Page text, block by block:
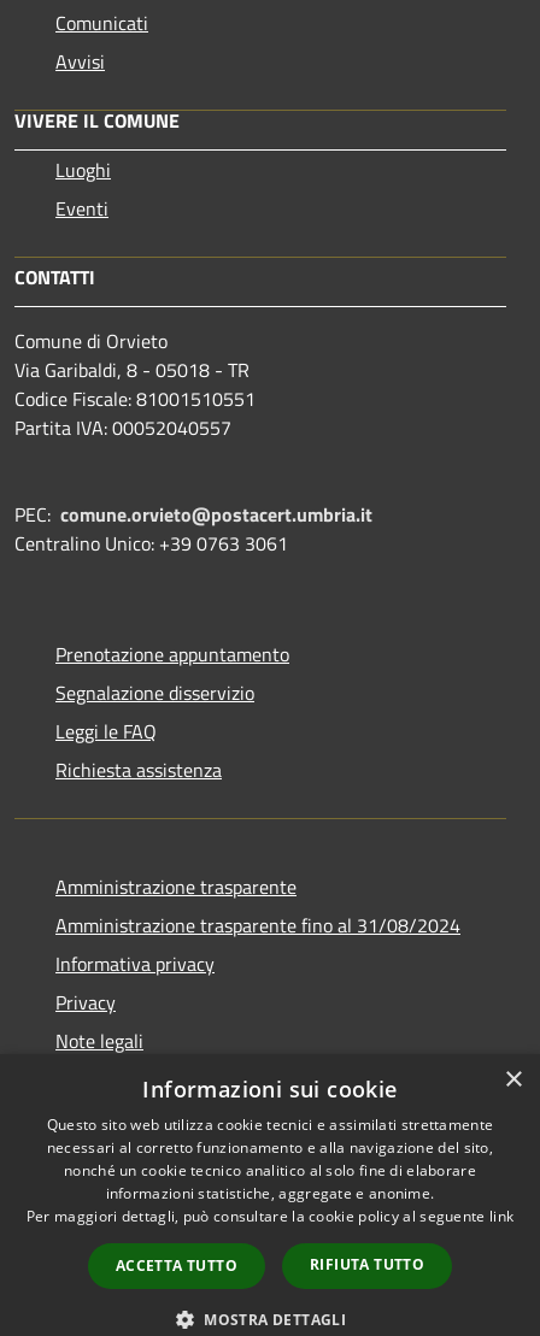
Comunicati
Avvisi
VIVERE IL COMUNE
Luoghi
Eventi
CONTATTI
Comune di Orvieto
Via Garibaldi, 8 - 05018 - TR
Codice Fiscale: 81001510551
Partita IVA: 00052040557
PEC: comune.orvieto@postacert.umbria.it
Centralino Unico: +39 0763 3061
Prenotazione appuntamento
Segnalazione disservizio
Leggi le FAQ
Richiesta assistenza
Amministrazione trasparente
Amministrazione trasparente fino al 31/08/2024
Informativa privacy
Privacy
Note legali
Dichiarazione di accessibilità
Accessibilità
Copyright © 2026 • Comune di
Orvieto • Powered by
Municipium•
Accesso
redazione
×
Informazioni sui cookie
Questo sito web utilizza cookie tecnici e assimilati strettamente
necessari al corretto funzionamento e alla navigazione del sito,
nonché un cookie tecnico analitico al solo fine di elaborare
informazioni statistiche, aggregate e anonime.
Per maggiori dettagli, può consultare la cookie policy al seguente link
ACCETTA TUTTO RIFIUTA TUTTO
MOSTRA DETTAGLI